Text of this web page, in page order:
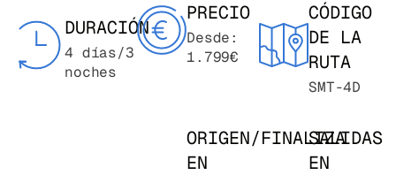
DURACIÓN
4 días/3
noches
PRECIO
Desde:
1.799€
CÓDIGO
DE LA
RUTA
SMT-4D
ORIGEN/FINALIZA
EN
SALIDAS
EN